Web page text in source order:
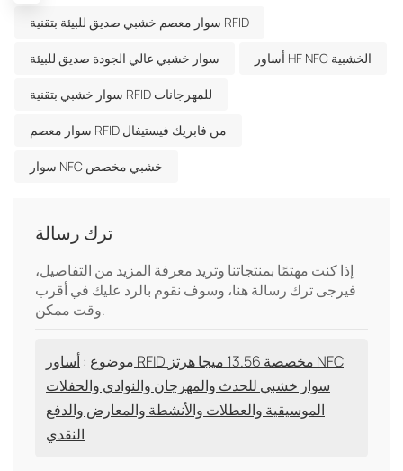
سوار معصم خشبي صديق للبيئة بتقنية RFID
سوار خشبي عالي الجودة صديق للبيئة أساور HF NFC الخشبية
سوار خشبي بتقنية RFID للمهرجانات
سوار معصم RFID من فابريك فيستيفال
سوار NFC خشبي مخصص
ترك رسالة
إذا كنت مهتمًا بمنتجاتنا وتريد معرفة المزيد من التفاصيل،
فيرجى ترك رسالة هنا، وسوف نقوم بالرد عليك في أقرب
وقت ممكن.
موضوع :أساور RFID مخصصة 13.56 ميجا هرتز NFC
سوار خشبي للحدث والمهرجان والنوادي والحفلات
الموسيقية والعطلات والأنشطة والمعارض والدفع
النقدي